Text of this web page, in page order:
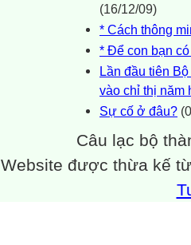
(16/12/09)
* Cách thông
* Để con bạn
Lần đầu tiên
vào chỉ thị năm
Sự cố ở đâu?
Câu lạc bộ
Website được thừa kế